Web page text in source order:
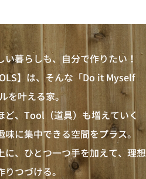
暮らしも、自分で作りたい！
】は、そんな「Do it Myself
を叶える家。
ど、Tool（道具）も増えていく
に集中できる空間をプラス。
に、ひとつ一つ手を加えて、理想
つづける。